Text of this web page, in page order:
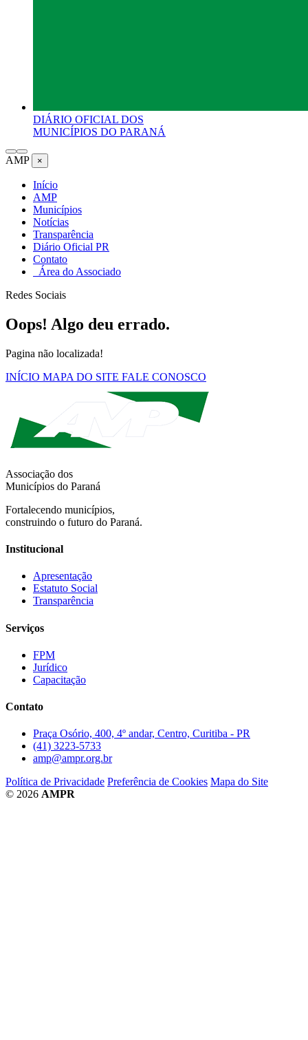
DIÁRIO OFICIAL DOS
MUNICÍPIOS DO PARANÁ
AMP ×
Início
AMP
Municípios
Notícias
Transparência
Diário Oficial PR
Contato
Área do Associado
Redes Sociais
Oops! Algo deu errado.
Pagina não localizada!
INÍCIO MAPA DO SITE FALE CONOSCO
Associação dos
Municípios do Paraná
Fortalecendo municípios,
construindo o futuro do Paraná.
Institucional
Apresentação
Estatuto Social
Transparência
Serviços
FPM
Jurídico
Capacitação
Contato
Praça Osório, 400, 4º andar, Centro, Curitiba - PR
(41) 3223-5733
amp@ampr.org.br
Política de Privacidade Preferência de Cookies Mapa do Site
© 2026 AMPR